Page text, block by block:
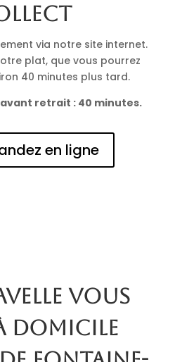
via notre site internet.
plat, que vous pourrez
40 minutes plus tard.
retrait : 40 minutes.
en ligne
vous
domicile